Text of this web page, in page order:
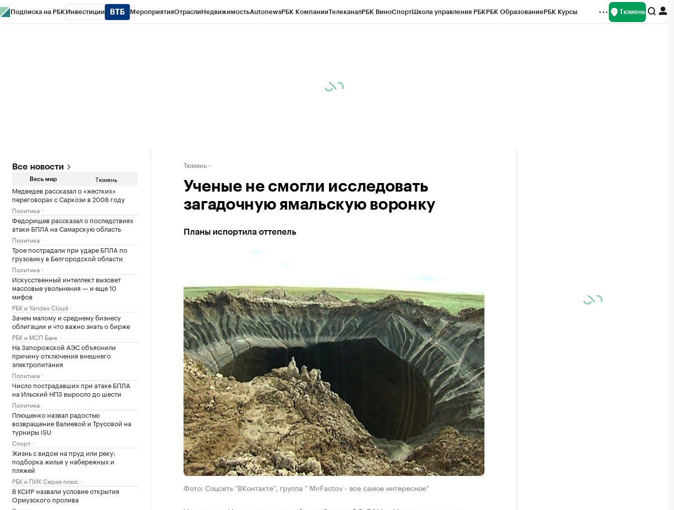
Подписка на РБК Инвестиции МероприятияОтраслиНедвижимостьAutonewsРБК КомпанииТелеканалРБК ВиноСпортШкола управления РБКРБК ОбразованиеРБК Курсы Тюмень
Все новости
Весь мир Тюмень
Медведев рассказал о «жестких»
переговорах с Саркози в 2008 году
Политика
Федорищев рассказал о последствиях
атаки БПЛА на Самарскую область
Политика
Трое пострадали при ударе БПЛА по
грузовику в Белгородской области
Политика
Искусственный интеллект вызовет
массовые увольнения — и еще 10
мифов
РБК и Yandex Cloud
Зачем малому и среднему бизнесу
облигации и что важно знать о бирже
РБК и МСП Банк
На Запорожской АЭС объяснили
причину отключения внешнего
электропитания
Политика
Число пострадавших при атаке БПЛА
на Ильский НПЗ выросло до шести
Политика
Плющенко назвал радостью
возвращение Валиевой и Трусовой на
турниры ISU
Спорт
Жизнь с видом на пруд или реку:
подборка жилья у набережных и
пляжей
РБК и ПИК Серия плюс
В КСИР назвали условие открытия
Ормузского пролива
Тюмень
Ученые не смогли исследовать
загадочную ямальскую воронку
Планы испортила оттепель
Фото: Соцсеть "ВКонтакте", группа " MirFactov - все самое интересное"